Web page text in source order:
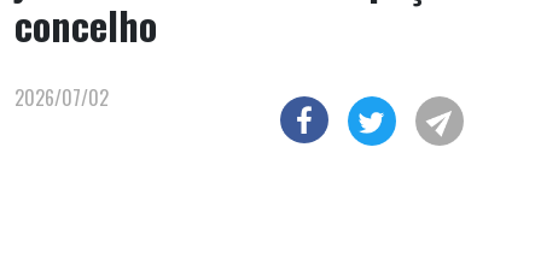
concelho
2026/07/02